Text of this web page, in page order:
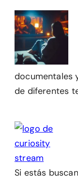
documentales
de diferentes
Si estás